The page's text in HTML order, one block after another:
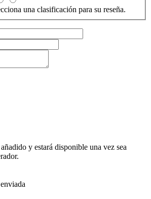
una clasificación para su reseña.
y estará disponible una vez sea